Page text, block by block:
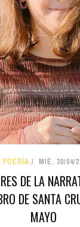
POESÍA MIÉ, 30/04/
DE LA
DE SANTA
MAYO